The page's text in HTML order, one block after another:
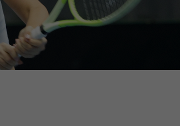
Ihrer vorgenommen Einstellungen, falls der
Webseiten-Betreiber dies eingestellt hat.